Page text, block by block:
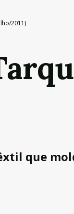
2011)
que